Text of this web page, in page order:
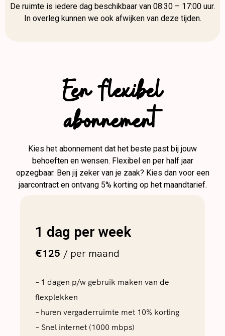
De ruimte is iedere dag beschikbaar van 08:30 – 17:00 uur.
In overleg kunnen we ook afwijken van deze tijden.
Een flexibel
abonnement
Kies het abonnement dat het beste past bij jouw
behoeften en wensen. Flexibel en per half jaar
opzegbaar. Ben jij zeker van je zaak? Kies dan voor een
jaarcontract en ontvang 5% korting op het maandtarief.
1 dag per week
€125 / per maand
– 1 dagen p/w gebruik maken van de
flexplekken
– huren vergaderruimte met 10% korting
– Snel internet (1000 mbps)